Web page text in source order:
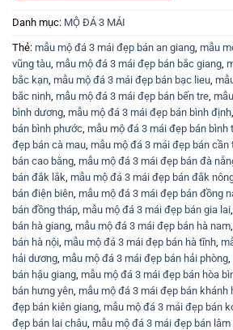
Danh mục: MỘ ĐÁ 3 MÁI
Thẻ: mẫu mộ đá 3 mái đẹp bán an giang mẫu
vũng tàu mẫu mộ đá 3 mái đẹp bán bắc giang
bắc kạn mẫu mộ đá 3 mái đẹp bán bạc lieu
bắc ninh mẫu mộ đá 3 mái đẹp bán bến tre
bình dương mẫu mộ đá 3 mái đẹp bán bình định
bán bình phước mẫu mộ đá 3 mái đẹp bán bình
đẹp bán cà mau mẫu mộ đá 3 mái đẹp bán cần
bán cao bằng mẫu mộ đá 3 mái đẹp bán đà
bán đắk lắk mẫu mộ đá 3 mái đẹp bán đắk
bán điện biên mẫu mộ đá 3 mái đẹp bán đồng
bán đồng tháp mẫu mộ đá 3 mái đẹp bán gia lai
bán hà giang mẫu mộ đá 3 mái đẹp bán hà nam
bán hà nội mẫu mộ đá 3 mái đẹp bán hà tĩnh
hải dương mẫu mộ đá 3 mái đẹp bán hải phòng
bán hậu giang mẫu mộ đá 3 mái đẹp bán hòa
bán hưng yên mẫu mộ đá 3 mái đẹp bán khánh
đẹp bán kiên giang mẫu mộ đá 3 mái đẹp bán
đẹp bán lai châu mẫu mộ đá 3 mái đẹp bán